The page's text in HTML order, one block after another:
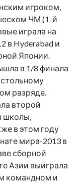
игроком,
ЧМ (1-й
играла на
в Hyderabad и
Японии.
в 1/8 финала
разряде.
второй
школы,
в этом году
мира-2013 в
сборной
Азии выиграла
командном и